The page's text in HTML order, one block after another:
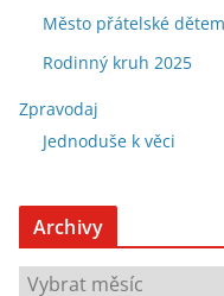
Město přátelské dětem
Rodinný kruh 2025
Zpravodaj
Jednoduše k věci
Archivy
A